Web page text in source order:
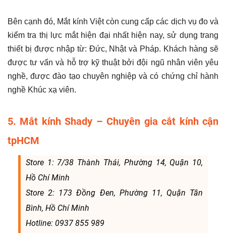
Bên cạnh đó, Mắt kính Việt còn cung cấp các dịch vụ đo và
kiểm tra thị lực mắt hiện đại nhất hiện nay, sử dụng trang
thiết bị được nhập từ: Đức, Nhật và Pháp. Khách hàng sẽ
được tư vấn và hỗ trợ kỹ thuật bởi đội ngũ nhân viên yêu
nghề, được đào tạo chuyên nghiệp và có chứng chỉ hành
nghề Khúc xạ viên.
5. Mắt kính Shady – Chuyên gia cắt kính cận
tpHCM
Store 1: 7/38 Thành Thái, Phường 14, Quận 10,
Hồ Chí Minh
Store 2: 173 Đồng Đen, Phường 11, Quận Tân
Bình, Hồ Chí Minh
Hotline: 0937 855 989